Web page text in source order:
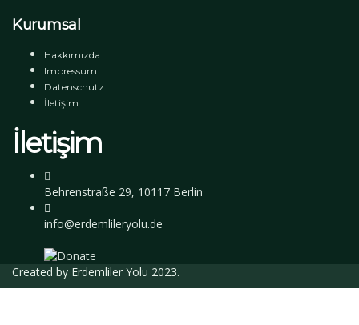
Kurumsal
Hakkımızda
Impressum
Datenschutz
İletişim
İletişim
Behrenstraße 29, 10117 Berlin
info@erdemlileryolu.de
Created by Erdemliler Yolu 2023.